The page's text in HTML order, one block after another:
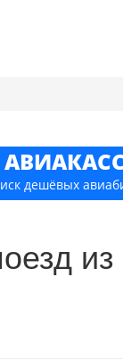
дешёвых